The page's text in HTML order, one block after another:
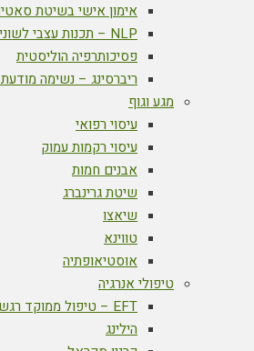
אימון אישי בשיטת סאטיה
NLP – תכנות עצבי לשוני
פסיכותרפיה הוליסטית
ריברסינג – נשימה מודעת Rebirthing
מגע וגוף
עיסוי רפואי
עיסוי רקמות עמוק
אבנים חמות
שיטת גרינברג
שיאצו
טווינא
אוסטיאופתיה
טיפולי אנרגיה
EFT – טיפול ממוקד רגשות
הילינג